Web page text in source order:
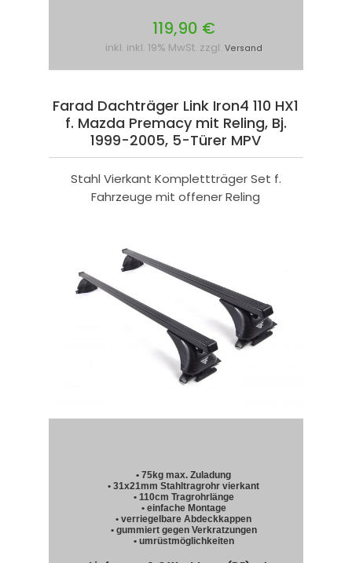
119,90 €
inkl. inkl. 19% MwSt. zzgl. Versand
Farad Dachträger Link Iron4 110 HX1
f. Mazda Premacy mit Reling, Bj.
1999-2005, 5-Türer MPV
Stahl Vierkant Komplettträger Set f.
Fahrzeuge mit offener Reling
• 75kg max. Zuladung
• 31x21mm Stahltragrohr vierkant
• 110cm Tragrohrlänge
• einfache Montage
• verriegelbare Abdeckkappen
• gummiert gegen Verkratzungen
• umrüstmöglichkeiten